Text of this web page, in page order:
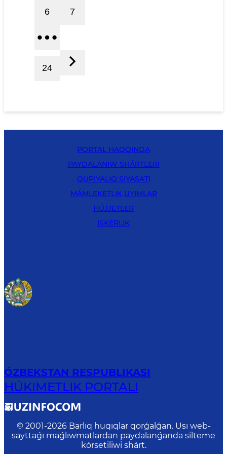
6 7
24
PORTAL HAQQINDA
PAYDALANIW SHÁRTLERI
QUPIYALIQ SIYASATI
MÁMLEKETLIK UYIMLAR
HÚJJETLER
ISKERLIK
ÓZBEKSTAN RESPUBLIKASI
HÚKIMETLIK PORTALI
© 2001-2026 Barlıq huqıqlar qorǵalǵan. Usı web-
sayttaǵı maǵlıwmatlardan paydalanǵanda silteme
kórsetiliwi shárt.